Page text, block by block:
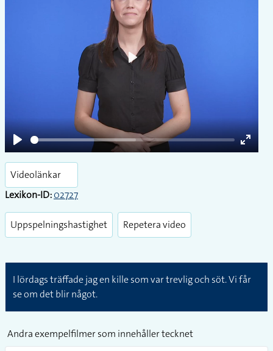
Play
Enter
Play
Videolänkar
Lexikon-ID:02727
Uppspelningshastighet Repetera video
I lördags träffade jag en kille som var trevlig och söt. Vi får
se om det blir något.
Andra exempelfilmer som innehåller tecknet